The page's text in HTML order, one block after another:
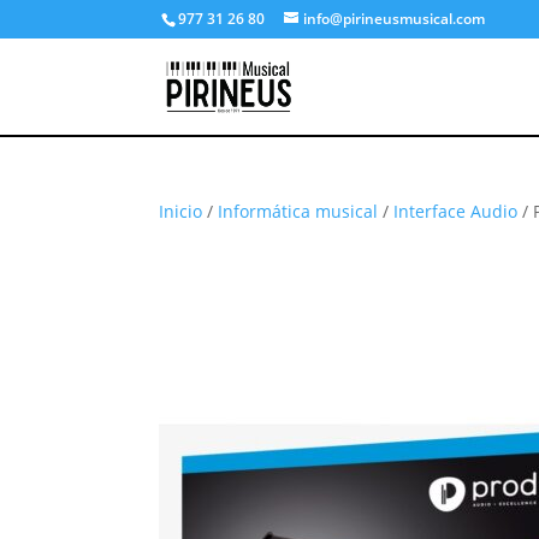
977 31 26 80 info@pirineusmusical.com
Inicio / Informática musical / Interface Audio /